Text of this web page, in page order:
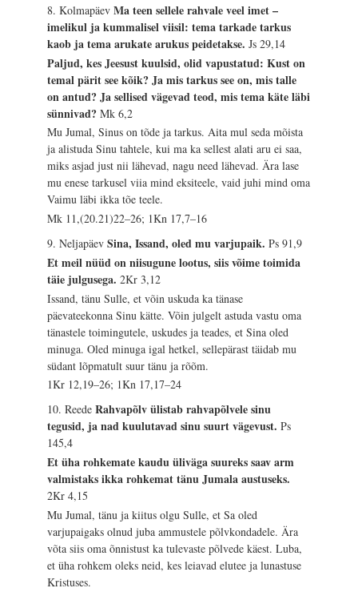
8. KolmapäevMa teen sellele rahvale veel imet –
imelikul ja kummalisel viisil: tema tarkade tarkus
kaob ja tema arukate arukus peidetakse.Js 29,14
Paljud, kes Jeesust kuulsid, olid vapustatud: Kust on
temal pärit see kõik? Ja mis tarkus see on, mis talle
on antud? Ja sellised vägevad teod, mis tema käte läbi
sünnivad?Mk 6,2
Mu Jumal, Sinus on tõde ja tarkus. Aita mul seda mõista
ja alistuda Sinu tahtele, kui ma ka sellest alati aru ei saa,
miks asjad just nii lähevad, nagu need lähevad. Ära lase
mu enese tarkusel viia mind eksiteele, vaid juhi mind oma
Vaimu läbi ikka tõe teele.
Mk 11,(20.21)22–26; 1Kn 17,7–16
9. NeljapäevSina, Issand, oled mu varjupaik.Ps 91,9
Et meil nüüd on niisugune lootus, siis võime toimida
täie julgusega.2Kr 3,12
Issand, tänu Sulle, et võin uskuda ka tänase
päevateekonna Sinu kätte. Võin julgelt astuda vastu oma
tänastele toimingutele, uskudes ja teades, et Sina oled
minuga. Oled minuga igal hetkel, sellepärast täidab mu
südant lõpmatult suur tänu ja rõõm.
1Kr 12,19–26; 1Kn 17,17–24
10. ReedeRahvapõlv ülistab rahvapõlvele sinu
tegusid, ja nad kuulutavad sinu suurt vägevust.Ps
145,4
Et üha rohkemate kaudu üliväga suureks saav arm
valmistaks ikka rohkemat tänu Jumala austuseks.
2Kr 4,15
Mu Jumal, tänu ja kiitus olgu Sulle, et Sa oled
varjupaigaks olnud juba ammustele põlvkondadele. Ära
võta siis oma õnnistust ka tulevaste põlvede käest. Luba,
et üha rohkem oleks neid, kes leiavad elutee ja lunastuse
Kristuses.